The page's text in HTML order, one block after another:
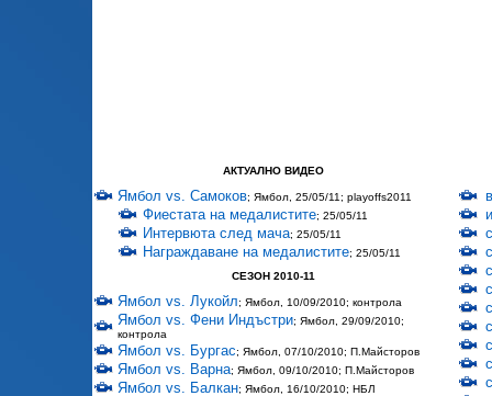
АКТУАЛНО ВИДЕО
Ямбол vs. Самоков; Ямбол, 25/05/11; playoffs2011
Фиестата на медалистите; 25/05/11
Интервюта след мача; 25/05/11
Награждаване на медалистите; 25/05/11
СЕЗОН 2010-11
Ямбол vs. Лукойл; Ямбол, 10/09/2010; контрола
Ямбол vs. Фени Индъстри; Ямбол, 29/09/2010;
контрола
Ямбол vs. Бургас; Ямбол, 07/10/2010; П.Майсторов
Ямбол vs. Варна; Ямбол, 09/10/2010; П.Майсторов
Ямбол vs. Балкан; Ямбол, 16/10/2010; НБЛ